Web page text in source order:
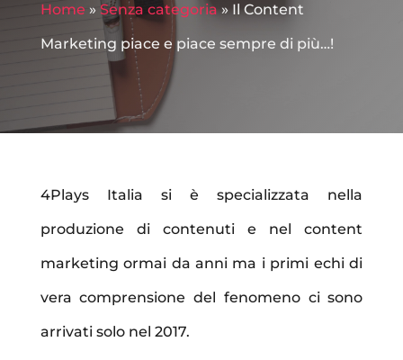
Home » Senza categoria»Il Content
Marketing piace e piace sempre di più…!
4Plays Italia si è specializzata nella
produzione di contenuti e nel content
marketing ormai da anni ma i primi echi di
vera comprensione del fenomeno ci sono
arrivati solo nel 2017.